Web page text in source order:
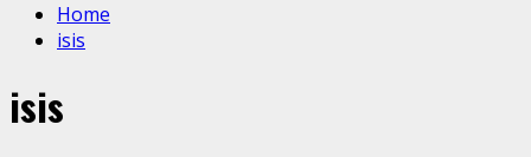
Home
isis
isis